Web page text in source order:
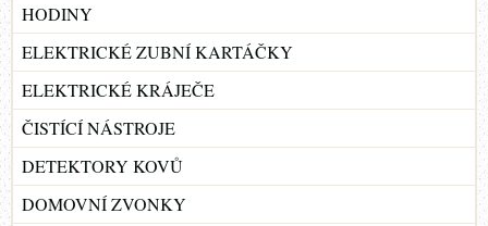
HODINY
ELEKTRICKÉ ZUBNÍ KARTÁČKY
ELEKTRICKÉ KRÁJEČE
ČISTÍCÍ NÁSTROJE
DETEKTORY KOVŮ
DOMOVNÍ ZVONKY